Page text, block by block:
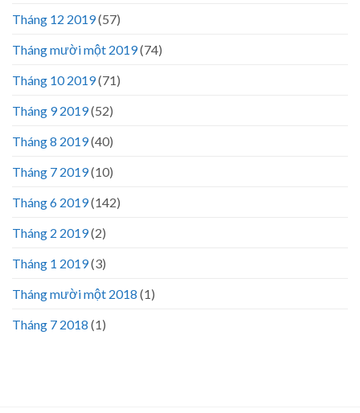
Tháng 12 2019(57)
Tháng mười một 2019(74)
Tháng 10 2019(71)
Tháng 9 2019(52)
Tháng 8 2019(40)
Tháng 7 2019(10)
Tháng 6 2019(142)
Tháng 2 2019(2)
Tháng 1 2019(3)
Tháng mười một 2018 (1)
Tháng 7 2018 (1)